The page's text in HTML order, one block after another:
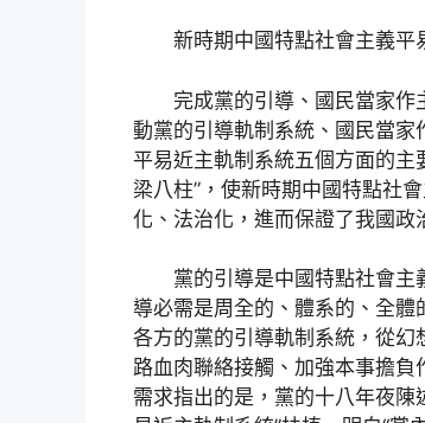
新時期中國特點社會主義平
完成黨的引導、國民當家作
動黨的引導軌制系統、國民當
平易近主軌制系統五個方面的主
梁八柱”，使新時期中國特點社
化、法治化，進而保證了我國政
黨的引導是中國特點社會主義
導必需是周全的、體系的、全
各方的黨的引導軌制系統，從
路血肉聯絡接觸、加強本事擔
需求指出的是，黨的十八年夜陳